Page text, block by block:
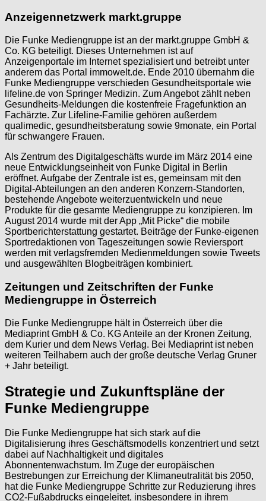
Anzeigennetzwerk markt.gruppe
Die Funke Mediengruppe ist an der markt.gruppe GmbH &
Co. KG beteiligt. Dieses Unternehmen ist auf
Anzeigenportale im Internet spezialisiert und betreibt unter
anderem das Portal immowelt.de. Ende 2010 übernahm die
Funke Mediengruppe verschieden Gesundheitsportale wie
lifeline.de von Springer Medizin. Zum Angebot zählt neben
Gesundheits-Meldungen die kostenfreie Fragefunktion an
Fachärzte. Zur Lifeline-Familie gehören außerdem
qualimedic, gesundheitsberatung sowie 9monate, ein Portal
für schwangere Frauen.
Als Zentrum des Digitalgeschäfts wurde im März 2014 eine
neue Entwicklungseinheit von Funke Digital in Berlin
eröffnet. Aufgabe der Zentrale ist es, gemeinsam mit den
Digital-Abteilungen an den anderen Konzern-Standorten,
bestehende Angebote weiterzuentwickeln und neue
Produkte für die gesamte Mediengruppe zu konzipieren. Im
August 2014 wurde mit der App „Mit Picke“ die mobile
Sportberichterstattung gestartet. Beiträge der Funke-eigenen
Sportredaktionen von Tageszeitungen sowie Reviersport
werden mit verlagsfremden Medienmeldungen sowie Tweets
und ausgewählten Blogbeiträgen kombiniert.
Zeitungen und Zeitschriften der Funke
Mediengruppe in Österreich
Die Funke Mediengruppe hält in Österreich über die
Mediaprint GmbH & Co. KG Anteile an der Kronen Zeitung,
dem Kurier und dem News Verlag. Bei Mediaprint ist neben
weiteren Teilhabern auch der große deutsche Verlag Gruner
+ Jahr beteiligt.
Strategie und Zukunftspläne der
Funke Mediengruppe
Die Funke Mediengruppe hat sich stark auf die
Digitalisierung ihres Geschäftsmodells konzentriert und setzt
dabei auf Nachhaltigkeit und digitales
Abonnentenwachstum. Im Zuge der europäischen
Bestrebungen zur Erreichung der Klimaneutralität bis 2050,
hat die Funke Mediengruppe Schritte zur Reduzierung ihres
CO2-Fußabdrucks eingeleitet, insbesondere in ihrem